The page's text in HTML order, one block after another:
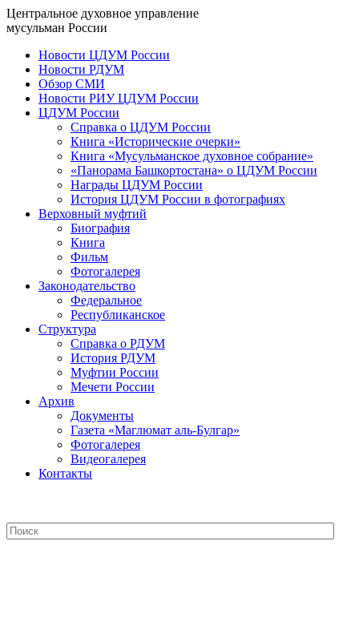
Центральное духовное управление
мусульман России
Новости ЦДУМ России
Новости РДУМ
Обзор СМИ
Новости РИУ ЦДУМ России
ЦДУМ России
Справка о ЦДУМ России
Книга «Исторические очерки»
Книга «Мусульманское духовное собрание»
«Панорама Башкортостана» о ЦДУМ России
Награды ЦДУМ России
История ЦДУМ России в фотографиях
Верховный муфтий
Биография
Книга
Фильм
Фотогалерея
Законодательство
Федеральное
Республиканское
Структура
Справка о РДУМ
История РДУМ
Муфтии России
Мечети России
Архив
Документы
Газета «Маглюмат аль-Булгар»
Фотогалерея
Видеогалерея
Контакты